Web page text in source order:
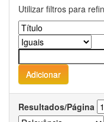
Utilizar filtros para
Resultados/Página